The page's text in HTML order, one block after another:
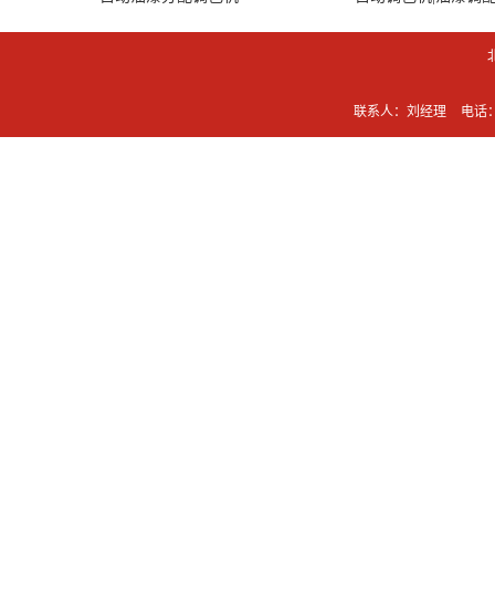
联系人：刘经理 电话